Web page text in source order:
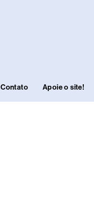
Contato Apoie o site!